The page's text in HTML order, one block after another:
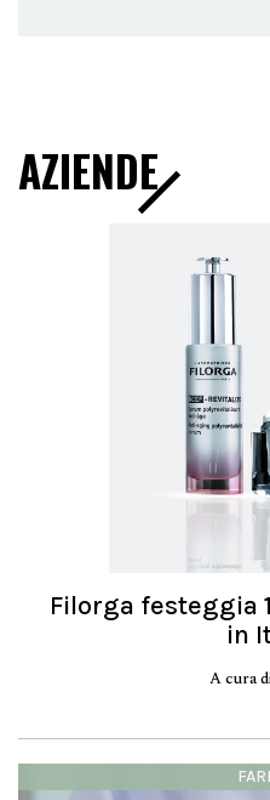
AZIENDE
Filorga festeggia
in
A cura